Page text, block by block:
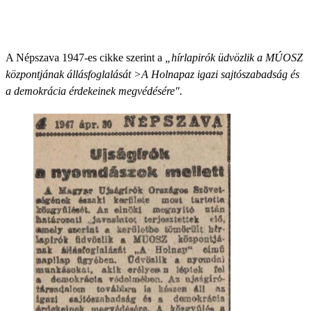
A Népszava 1947-es cikke szerint a
„hírlapirók üdvözlik a MÚOSZ
központjának állásfoglalását >A Holnapaz igazi sajtószabadság és
a demokrácia érdekeinek megvédésére".